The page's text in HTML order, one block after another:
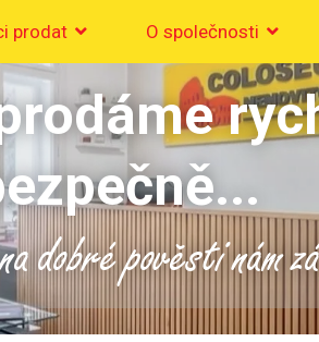
prodat O společnosti
dobré pověsti nám